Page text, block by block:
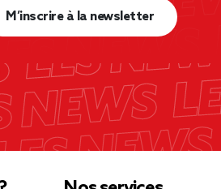
M’inscrire à la newsletter